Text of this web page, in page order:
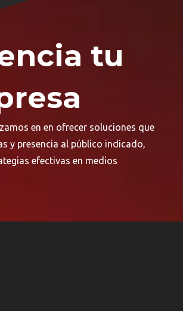
tu
en en ofrecer soluciones que
y presencia al público indicado,
efectivas en medios